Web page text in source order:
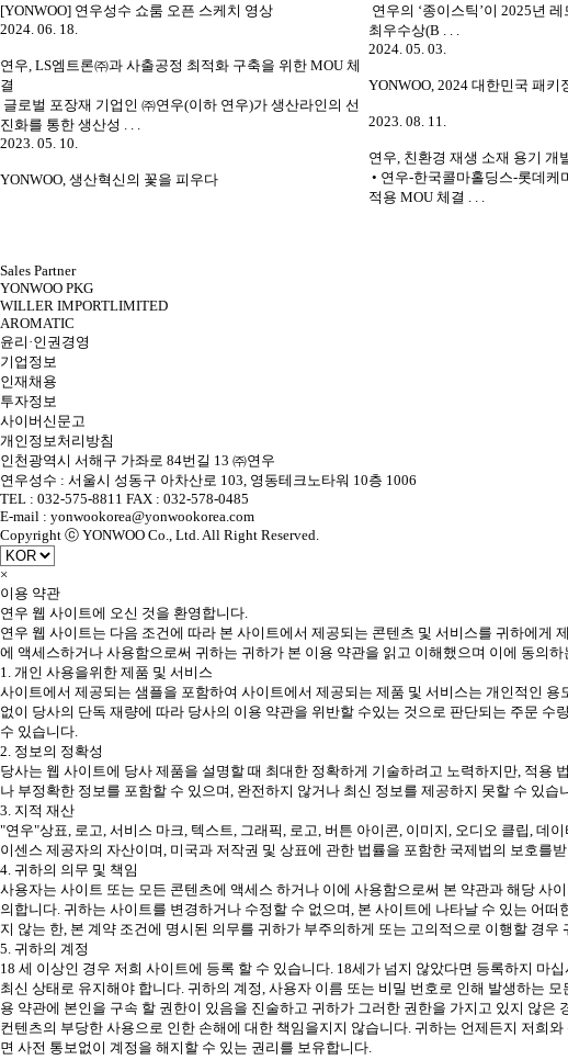
연우의 ‘종이스틱’이 2025년
최우수상(B . . .
[YONWOO] 연우성수 쇼룸 오픈 스케치 영상
2024. 06. 18.
연우, LS엠트론㈜과 사출공정 최적화 구축을 위한 MOU 체
결
글로벌 포장재 기업인 ㈜연우(이하 연우)가 생산라인의 선
진화를 통한 생산성 . . .
2024. 05. 03.
YONWOO, 2024 대한민국 패키
2023. 08. 11.
연우, 친환경 재생 소재 용기 개
• 연우-한국콜마홀딩스-롯데케
적용 MOU 체결 . . .
2023. 05. 10.
YONWOO, 생산혁신의 꽃을 피우다
Sales Partner
YONWOO PKG
WILLER IMPORTLIMITED
AROMATIC
윤리·인권경영
기업정보
인재채용
투자정보
사이버신문고
개인정보처리방침
인천광역시 서해구 가좌로 84번길 13 ㈜연우
연우성수 : 서울시 성동구 아차산로 103, 영동테크노타워 10층 1006
TEL : 032-575-8811 FAX : 032-578-0485
E-mail : yonwookorea@yonwookorea.com
Copyright ⓒ YONWOO Co., Ltd. All Right Reserved.
×
이용 약관
연우 웹 사이트에 오신 것을 환영합니다.
연우 웹 사이트는 다음 조건에 따라 본 사이트에서 제공되는 콘텐츠 및 서비스를 귀하에
에 액세스하거나 사용함으로써 귀하는 귀하가 본 이용 약관을 읽고 이해했으며 이에 동의
1. 개인 사용을위한 제품 및 서비스
사이트에서 제공되는 샘플을 포함하여 사이트에서 제공되는 제품 및 서비스는 개인적인
없이 당사의 단독 재량에 따라 당사의 이용 약관을 위반할 수있는 것으로 판단되는 주문
수 있습니다.
2. 정보의 정확성
당사는 웹 사이트에 당사 제품을 설명할 때 최대한 정확하게 기술하려고 노력하지만, 적
나 부정확한 정보를 포함할 수 있으며, 완전하지 않거나 최신 정보를 제공하지 못할 수 있
3. 지적 재산
"연우"상표, 로고, 서비스 마크, 텍스트, 그래픽, 로고, 버튼 아이콘, 이미지, 오디오 클립, 데
이센스 제공자의 자산이며, 미국과 저작권 및 상표에 관한 법률을 포함한 국제법의 보호를
4. 귀하의 의무 및 책임
사용자는 사이트 또는 모든 콘텐츠에 액세스 하거나 이에 사용함으로써 본 약관과 해당 사
의합니다. 귀하는 사이트를 변경하거나 수정할 수 없으며, 본 사이트에 나타날 수 있는 어
지 않는 한, 본 계약 조건에 명시된 의무를 귀하가 부주의하게 또는 고의적으로 이행할 경
5. 귀하의 계정
18 세 이상인 경우 저희 사이트에 등록 할 수 있습니다. 18세가 넘지 않았다면 등록하지 마
최신 상태로 유지해야 합니다. 귀하의 계정, 사용자 이름 또는 비밀 번호로 인해 발생하는
용 약관에 본인을 구속 할 권한이 있음을 진술하고 귀하가 그러한 권한을 가지고 있지 않
컨텐츠의 부당한 사용으로 인한 손해에 대한 책임을지지 않습니다. 귀하는 언제든지 저희
면 사전 통보없이 계정을 해지할 수 있는 권리를 보유합니다.